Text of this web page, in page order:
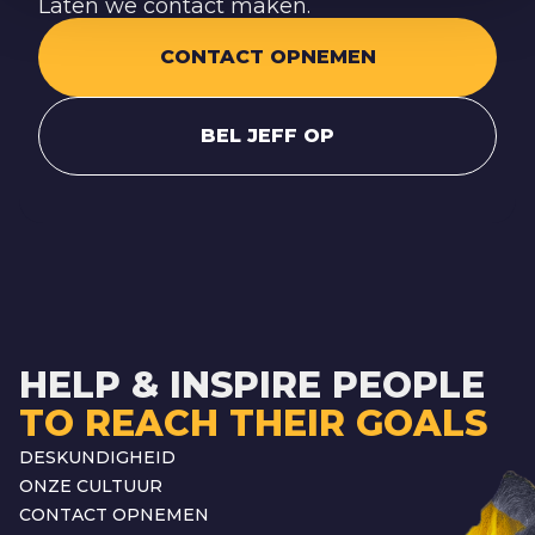
Laten we contact maken.
CONTACT OPNEMEN
BEL JEFF OP
HELP & INSPIRE PEOPLE
TO REACH THEIR GOALS
DESKUNDIGHEID
ONZE CULTUUR
CONTACT OPNEMEN